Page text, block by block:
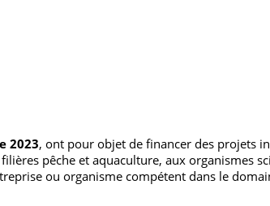
2023, ont pour objet de financer des projets
pêche et aquaculture, aux organismes
ou organisme compétent dans le